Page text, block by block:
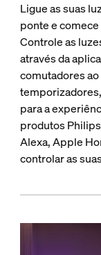
Ligue as suas
ponte e
Controle as
através da
comutadores
para a
produtos
Alexa, Apple
controlar as